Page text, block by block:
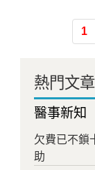
1
熱門文章
醫事新知
欠費已不鎖
助